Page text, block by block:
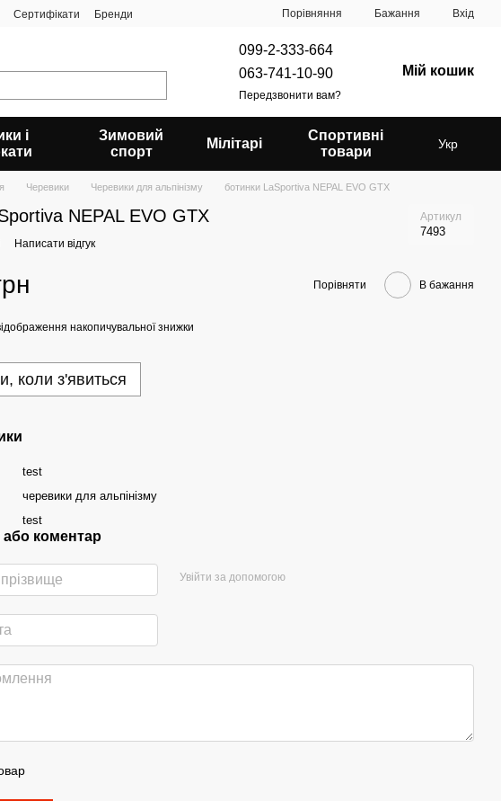
Сертифікати
Бренди
Порівняння Бажання Вхід
099-2-333-664
063-741-10-90
Передзвонити вам?
Мій кошик
і
Зимовий
спорт
Мілітарі
Спортивні
товари
Укр
Черевики Черевики для альпінізму ботинки LaSportiva NEPAL EVO GTX
NEPAL EVO GTX Артикул
7493
Написати відгук
Порівняти В бажання
накопичувальної знижки
коли з'явиться
test
черевики для альпінізму
test
або коментар
Увійти за допомогою